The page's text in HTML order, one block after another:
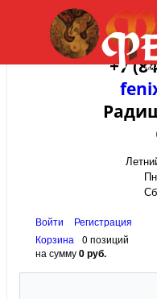
+7
Войти
Регистрация
Корзина
0 позиций
на сумму0 руб.